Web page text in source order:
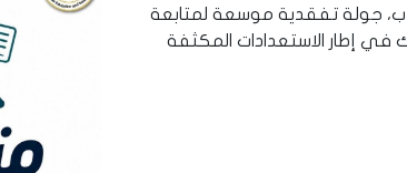
جولة تفقدية موسعة لمتابعة
في إطار الاستعدادات المكثفة